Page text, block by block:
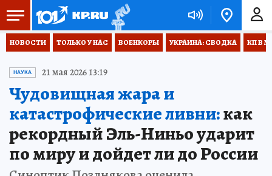
НОВОСТИ ТОЛЬКО У НАС ВОЕНКОРЫ УКРАИНА: СВОДКА КП В
НАУКА 21 мая 2026 13:19
Чудовищная жара и
катастрофические ливни:как
рекордный Эль-Ниньо ударит
по миру и дойдет ли до России